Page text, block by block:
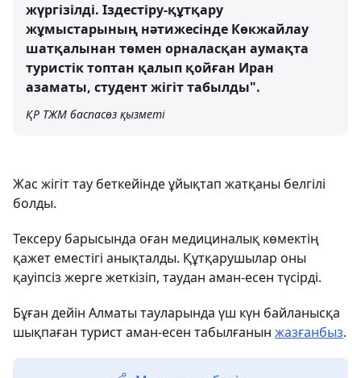
жүргізілді. Іздестіру-құтқару
жұмыстарының нәтижесінде Көкжайлау
шатқалынан төмен орналасқан аумақта
туристік топтан қалып қойған Иран
азаматы, студент жігіт табылды".
ҚР ТЖМ баспасөз қызметі
Жас жігіт тау беткейінде ұйықтап жатқаны белгілі
болды.
Тексеру барысында оған медициналық көмектің
қажет еместігі анықталды. Құтқарушылар оны
қауіпсіз жерге жеткізіп, таудан аман-есен түсірді.
Бұған дейін Алматы тауларында үш күн байланысқа
шықпаған турист аман-есен табылғанын жазғанбыз.